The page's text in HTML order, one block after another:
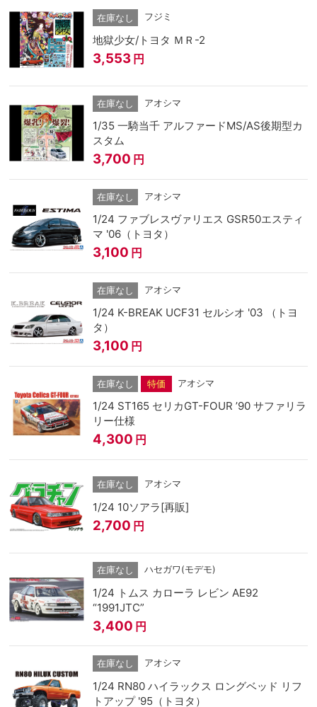
在庫なし フジミ
地獄少女/トヨタ ＭＲ-2
3,553 円
在庫なし アオシマ
1/35 一騎当千 アルファードMS/AS後期型カ
スタム
3,700 円
在庫なし アオシマ
1/24 ファブレスヴァリエス GSR50エスティ
マ '06（トヨタ）
3,100 円
在庫なし アオシマ
1/24 K-BREAK UCF31 セルシオ '03 （トヨ
タ）
3,100 円
在庫なし 特価 アオシマ
1/24 ST165 セリカGT-FOUR ’90 サファリラ
リー仕様
4,300 円
在庫なし アオシマ
1/24 10ソアラ[再販]
2,700 円
在庫なし ハセガワ(モデモ)
1/24 トムス カローラ レビン AE92
“1991JTC”
3,400 円
在庫なし アオシマ
1/24 RN80 ハイラックス ロングベッド リフ
トアップ '95（トヨタ）